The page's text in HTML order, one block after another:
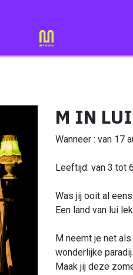
M IN
Wanneer : van 17
Leeftijd: van 3 tot
Was jij ooit al
Een land van lui
M neemt je net
wonderlijke
Maak jij deze